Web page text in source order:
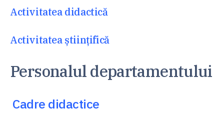
Activitatea didactică
Activitatea științifică
Personalul departamentului
Cadre didactice